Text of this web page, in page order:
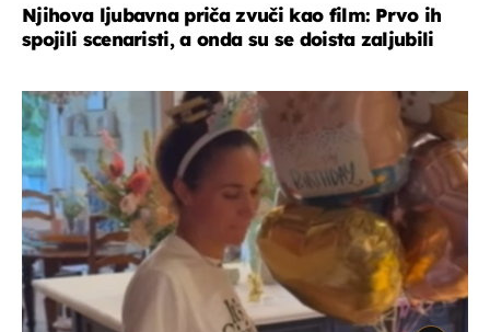
Njihova ljubavna priča zvuči kao film: Prvo ih
spojili scenaristi, a onda su se doista zaljubili